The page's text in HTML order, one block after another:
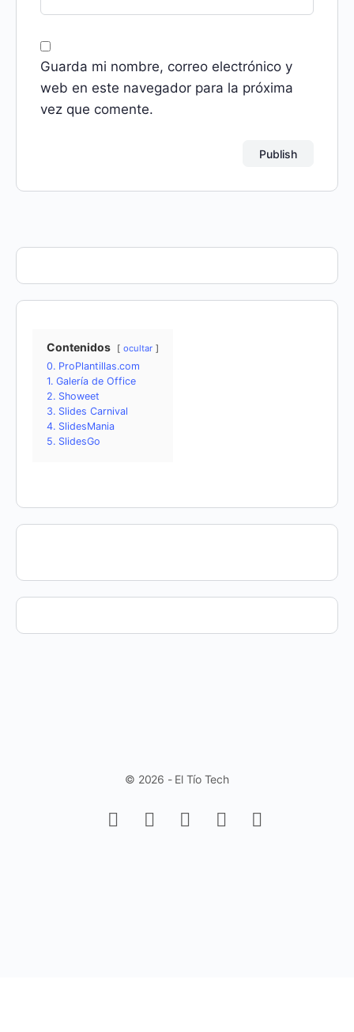
Guarda mi nombre, correo electrónico y
web en este navegador para la próxima
vez que comente.
Contenidos ocultar
0. ProPlantillas.com
1. Galería de Office
2. Showeet
3. Slides Carnival
4. SlidesMania
5. SlidesGo
© 2026 - El Tío Tech